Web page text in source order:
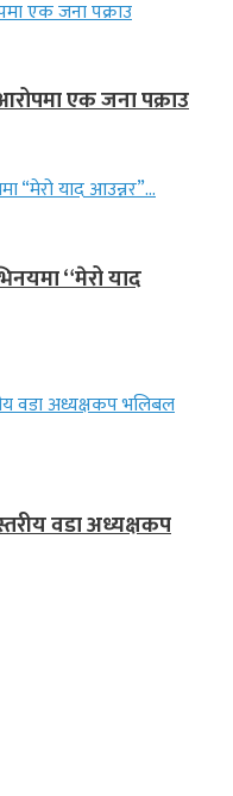
एक जना पक्राउ
“मेरो याद
वडा अध्यक्षकप